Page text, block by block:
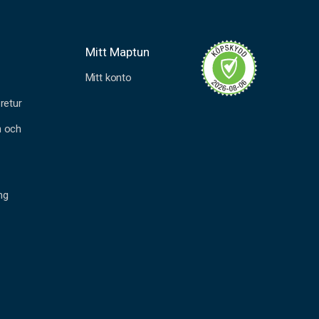
och
Mitt Maptun
Mitt konto